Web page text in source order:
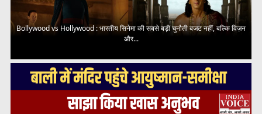
Bollywood vs Hollywood : भारतीय सिनेमा की सबसे बड़ी चुनौती बजट नहीं, बल्कि विज़न
और...